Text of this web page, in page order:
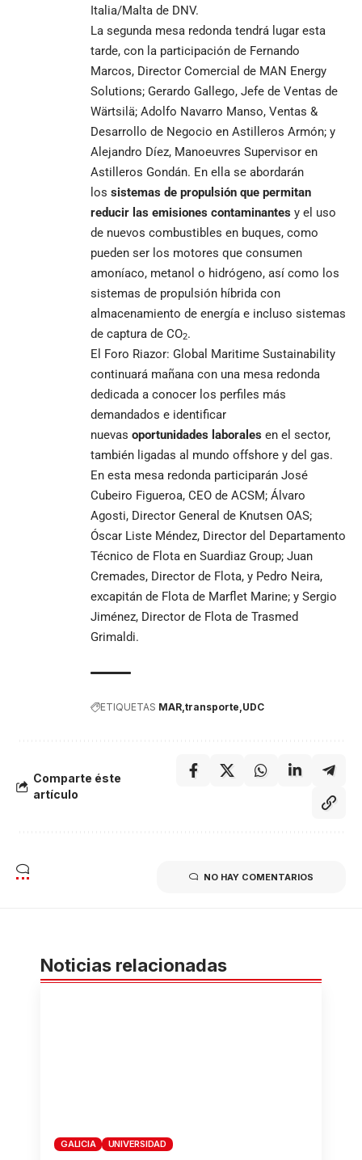
Italia/Malta de DNV.
La segunda mesa redonda tendrá lugar esta
tarde, con la participación de Fernando
Marcos, Director Comercial de MAN Energy
Solutions; Gerardo Gallego, Jefe de Ventas de
Wärtsilä; Adolfo Navarro Manso, Ventas &
Desarrollo de Negocio en Astilleros Armón; y
Alejandro Díez, Manoeuvres Supervisor en
Astilleros Gondán. En ella se abordarán
los sistemas de propulsión que permitan
reducir las emisiones contaminantes y el uso
de nuevos combustibles en buques, como
pueden ser los motores que consumen
amoníaco, metanol o hidrógeno, así como los
sistemas de propulsión híbrida con
almacenamiento de energía e incluso sistemas
de captura de CO2.
El Foro Riazor: Global Maritime Sustainability
continuará mañana con una mesa redonda
dedicada a conocer los perfiles más
demandados e identificar
nuevas oportunidades laborales en el sector,
también ligadas al mundo offshore y del gas.
En esta mesa redonda participarán José
Cubeiro Figueroa, CEO de ACSM; Álvaro
Agosti, Director General de Knutsen OAS;
Óscar Liste Méndez, Director del Departamento
Técnico de Flota en Suardiaz Group; Juan
Cremades, Director de Flota, y Pedro Neira,
excapitán de Flota de Marflet Marine; y Sergio
Jiménez, Director de Flota de Trasmed
Grimaldi.
ETIQUETAS MAR transporte UDC
Comparte éste
artículo
NO HAY COMENTARIOS
Noticias relacionadas
GALICIA UNIVERSIDAD